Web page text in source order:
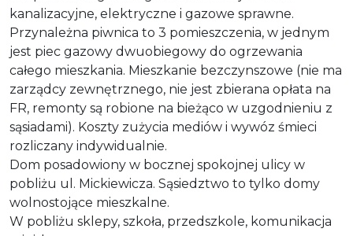
kanalizacyjne, elektryczne i gazowe sprawne.
Przynależna piwnica to 3 pomieszczenia, w jednym
jest piec gazowy dwuobiegowy do ogrzewania
całego mieszkania. Mieszkanie bezczynszowe (nie ma
zarządcy zewnętrznego, nie jest zbierana opłata na
FR, remonty są robione na bieżąco w uzgodnieniu z
sąsiadami). Koszty zużycia mediów i wywóz śmieci
rozliczany indywidualnie.
Dom posadowiony w bocznej spokojnej ulicy w
pobliżu ul. Mickiewicza. Sąsiedztwo to tylko domy
wolnostojące mieszkalne.
W pobliżu sklepy, szkoła, przedszkole, komunikacja